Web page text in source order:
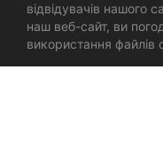
відвідувачів нашого
наш веб-сайт, ви
використання файлів